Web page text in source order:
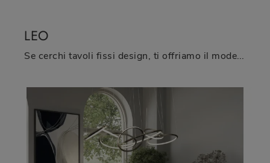
LEO
Se cerchi tavoli fissi design, ti offriamo il modello da pranzo in HPL Leo della firma Midj.